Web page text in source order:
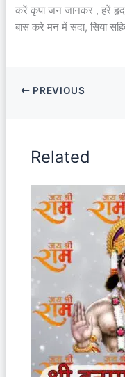
करें कृपा जन जानकर , हरें
बास करे मन में सदा, सिया
PREVIOUS
Related